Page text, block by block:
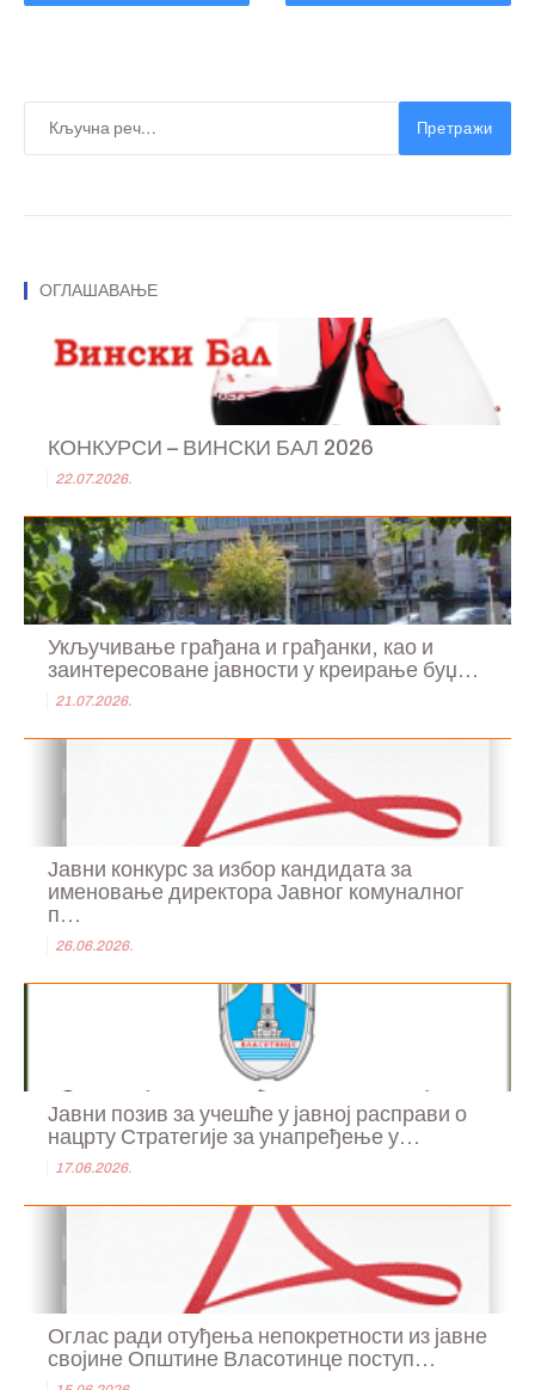
Претражи
ОГЛАШАВАЊЕ
КОНКУРСИ – ВИНСКИ БАЛ 2026
22.07.2026.
Укључивање грађана и грађанки, као и
заинтересоване јавности у креирање буџ...
21.07.2026.
Јавни конкурс за избор кандидата за
именовање директора Јавног комуналног
п...
26.06.2026.
Јавни позив за учешће у јавној расправи о
нацрту Стратегије за унапређење у...
17.06.2026.
Оглас ради отуђења непокретности из јавне
својине Општине Власотинце поступ...